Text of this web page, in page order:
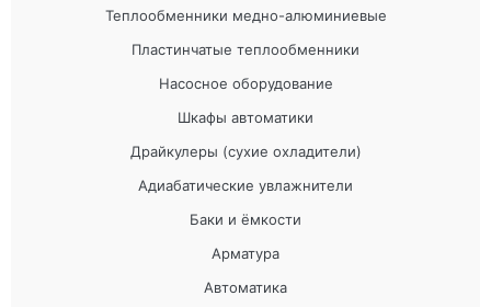
Теплообменники медно-алюминиевые
Пластинчатые теплообменники
Насосное оборудование
Шкафы автоматики
Драйкулеры (сухие охладители)
Адиабатические увлажнители
Баки и ёмкости
Арматура
Автоматика